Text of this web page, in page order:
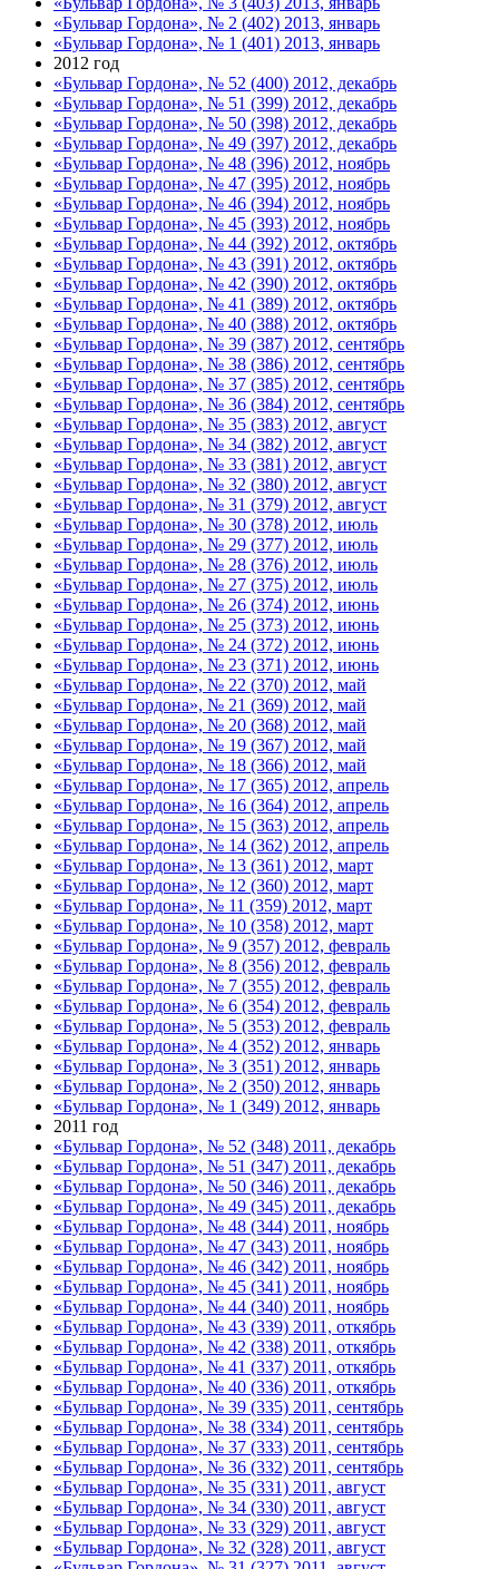
«Бульвар Гордона», № 2 (402) 2013, январь
«Бульвар Гордона», № 1 (401) 2013, январь
2012 год
«Бульвар Гордона», № 52 (400) 2012, декабрь
«Бульвар Гордона», № 51 (399) 2012, декабрь
«Бульвар Гордона», № 50 (398) 2012, декабрь
«Бульвар Гордона», № 49 (397) 2012, декабрь
«Бульвар Гордона», № 48 (396) 2012, ноябрь
«Бульвар Гордона», № 47 (395) 2012, ноябрь
«Бульвар Гордона», № 46 (394) 2012, ноябрь
«Бульвар Гордона», № 45 (393) 2012, ноябрь
«Бульвар Гордона», № 44 (392) 2012, октябрь
«Бульвар Гордона», № 43 (391) 2012, октябрь
«Бульвар Гордона», № 42 (390) 2012, октябрь
«Бульвар Гордона», № 41 (389) 2012, октябрь
«Бульвар Гордона», № 40 (388) 2012, октябрь
«Бульвар Гордона», № 39 (387) 2012, сентябрь
«Бульвар Гордона», № 38 (386) 2012, сентябрь
«Бульвар Гордона», № 37 (385) 2012, сентябрь
«Бульвар Гордона», № 36 (384) 2012, сентябрь
«Бульвар Гордона», № 35 (383) 2012, август
«Бульвар Гордона», № 34 (382) 2012, август
«Бульвар Гордона», № 33 (381) 2012, август
«Бульвар Гордона», № 32 (380) 2012, август
«Бульвар Гордона», № 31 (379) 2012, август
«Бульвар Гордона», № 30 (378) 2012, июль
«Бульвар Гордона», № 29 (377) 2012, июль
«Бульвар Гордона», № 28 (376) 2012, июль
«Бульвар Гордона», № 27 (375) 2012, июль
«Бульвар Гордона», № 26 (374) 2012, июнь
«Бульвар Гордона», № 25 (373) 2012, июнь
«Бульвар Гордона», № 24 (372) 2012, июнь
«Бульвар Гордона», № 23 (371) 2012, июнь
«Бульвар Гордона», № 22 (370) 2012, май
«Бульвар Гордона», № 21 (369) 2012, май
«Бульвар Гордона», № 20 (368) 2012, май
«Бульвар Гордона», № 19 (367) 2012, май
«Бульвар Гордона», № 18 (366) 2012, май
«Бульвар Гордона», № 17 (365) 2012, апрель
«Бульвар Гордона», № 16 (364) 2012, апрель
«Бульвар Гордона», № 15 (363) 2012, апрель
«Бульвар Гордона», № 14 (362) 2012, апрель
«Бульвар Гордона», № 13 (361) 2012, март
«Бульвар Гордона», № 12 (360) 2012, март
«Бульвар Гордона», № 11 (359) 2012, март
«Бульвар Гордона», № 10 (358) 2012, март
«Бульвар Гордона», № 9 (357) 2012, февраль
«Бульвар Гордона», № 8 (356) 2012, февраль
«Бульвар Гордона», № 7 (355) 2012, февраль
«Бульвар Гордона», № 6 (354) 2012, февраль
«Бульвар Гордона», № 5 (353) 2012, февраль
«Бульвар Гордона», № 4 (352) 2012, январь
«Бульвар Гордона», № 3 (351) 2012, январь
«Бульвар Гордона», № 2 (350) 2012, январь
«Бульвар Гордона», № 1 (349) 2012, январь
2011 год
«Бульвар Гордона», № 52 (348) 2011, декабрь
«Бульвар Гордона», № 51 (347) 2011, декабрь
«Бульвар Гордона», № 50 (346) 2011, декабрь
«Бульвар Гордона», № 49 (345) 2011, декабрь
«Бульвар Гордона», № 48 (344) 2011, ноябрь
«Бульвар Гордона», № 47 (343) 2011, ноябрь
«Бульвар Гордона», № 46 (342) 2011, ноябрь
«Бульвар Гордона», № 45 (341) 2011, ноябрь
«Бульвар Гордона», № 44 (340) 2011, ноябрь
«Бульвар Гордона», № 43 (339) 2011, откябрь
«Бульвар Гордона», № 42 (338) 2011, откябрь
«Бульвар Гордона», № 41 (337) 2011, откябрь
«Бульвар Гордона», № 40 (336) 2011, откябрь
«Бульвар Гордона», № 39 (335) 2011, сентябрь
«Бульвар Гордона», № 38 (334) 2011, сентябрь
«Бульвар Гордона», № 37 (333) 2011, сентябрь
«Бульвар Гордона», № 36 (332) 2011, сентябрь
«Бульвар Гордона», № 35 (331) 2011, август
«Бульвар Гордона», № 34 (330) 2011, август
«Бульвар Гордона», № 33 (329) 2011, август
«Бульвар Гордона», № 32 (328) 2011, август